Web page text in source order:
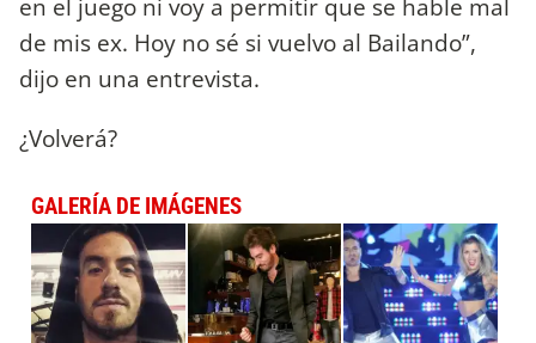
en el juego ni voy a permitir que se hable mal
de mis ex. Hoy no sé si vuelvo al Bailando”,
dijo en una entrevista.
¿Volverá?
GALERÍA DE IMÁGENES